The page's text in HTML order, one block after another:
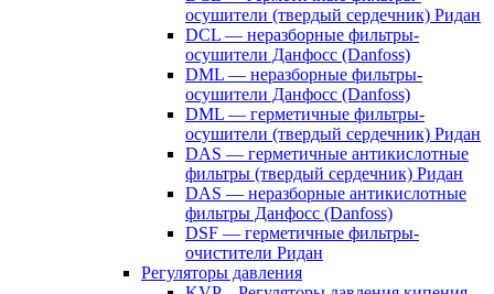
осушители (твердый сердечник) Ридан
DCL — неразборные фильтры-
осушители Данфосс (Danfoss)
DML — неразборные фильтры-
осушители Данфосс (Danfoss)
DML — герметичные фильтры-
осушители (твердый сердечник) Ридан
DAS — герметичные антикислотные
фильтры (твердый сердечник) Ридан
DAS — неразборные антикислотные
фильтры Данфосс (Danfoss)
DSF — герметичные фильтры-
очистители Ридан
Регуляторы давления